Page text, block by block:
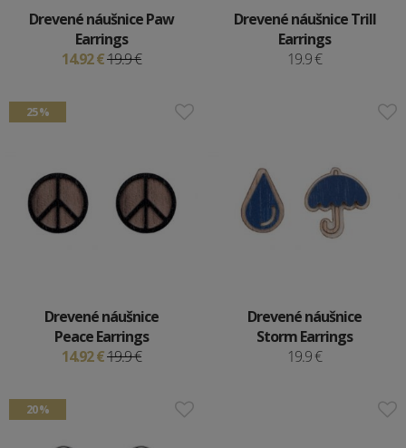
Drevené náušnice Paw
Earrings
14.92 €19.9 €
Drevené náušnice Trill
Earrings
19.9 €
25 %
Drevené náušnice
Peace Earrings
14.92 €19.9 €
Drevené náušnice
Storm Earrings
19.9 €
20 %